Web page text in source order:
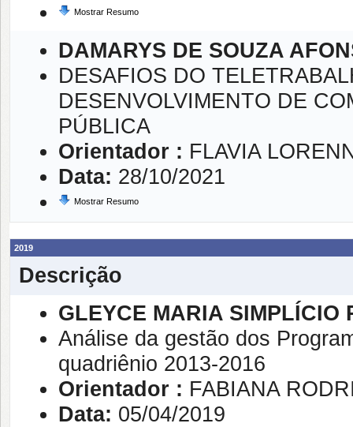
Mostrar Resumo
DAMARYS DE SOUZA
DESAFIOS DO
DESENVOLVIMENTO DE
PÚBLICA
Orientador : FLAVIA
Data: 28/10/2021
Mostrar Resumo
2019
Descrição
GLEYCE MARIA SIMPLÍCIO
Análise da gestão dos
quadriênio 2013-2016
Orientador : FABIANA
Data: 05/04/2019